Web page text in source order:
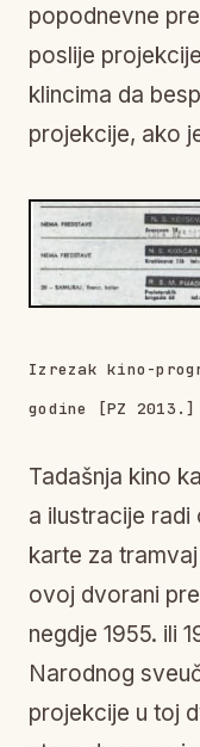
popodnevne
poslije
klincima da
projekcije, ako
Izrezak kino-
godine [PZ 2013.]
Tadašnja kino
a ilustracije radi
karte za
ovoj dvorani
negdje 1955. ili
Narodnog
projekcije u toj